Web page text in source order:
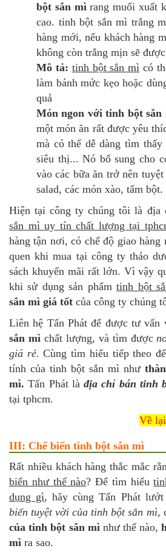
bột sắn mìrang muối xuất
cao. tinh bột sắn mì trắng
hàng mới, nếu khách hàng
không còn trắng mịn sẽ
Mô tả: tinh bột sắn mì có
làm bánh mức kẹo hoặc
quả
Món ngon với tinh bột sắn
một món ăn rất được yêu
mà có thể dễ dàng tìm
siêu thị... Nó bổ sung cho
vào các bữa ăn trở nên
salad, các món xào, tẩm bột.
Hiện tại công ty chúng tôi là địa
sắn mì uy tín chất lượng tại
hàng tận nơi, có chế độ giao hàng
quen khi mua tại công ty thảo
sách khuyến mãi rất lớn. Vì vậy
khi sử dụng sản phẩmtinh bột
sắn mì giá tốt của công ty chúng
Liên hệ Tấn Phát để được tư vấn
sắn mìchất lượng, và tìm được
giá rẻ.Cùng tìm hiểu tiếp theo
tính của tinh bột sắn mì như
mì. Tấn Phát là địa chỉ bán tinh
tại tphcm.
Về
III: Chế biến tinh bột sắn mì
Rất nhiều khách hàng thắc mắc
biến như thế nào? Để tìm hiểu
dụng gì, hãy cùng Tấn Phát lướt
biến tuyệt vời của tinh bột sắn mì,
của tinh bột sắn mì như thế nào,
mì ra sao.